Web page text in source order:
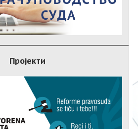
Пројекти